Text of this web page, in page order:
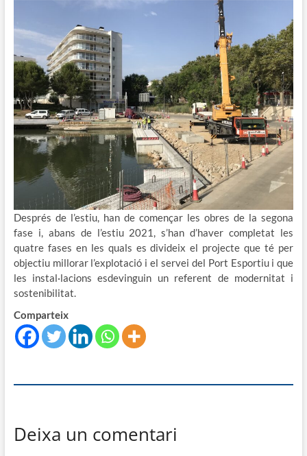
Després de l’estiu, han de començar les obres de la segona
fase i, abans de l’estiu 2021, s’han d’haver completat les
quatre fases en les quals es divideix el projecte que té per
objectiu millorar l’explotació i el servei del Port Esportiu i que
les instal·lacions esdevinguin un referent de modernitat i
sostenibilitat.
Comparteix
Deixa un comentari